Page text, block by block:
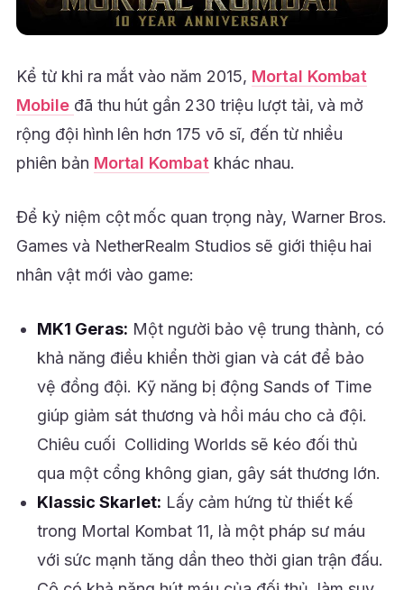
Kể từ khi ra mắt vào năm 2015, Mortal Kombat
Mobile đã thu hút gần 230 triệu lượt tải, và mở
rộng đội hình lên hơn 175 võ sĩ, đến từ nhiều
phiên bản Mortal Kombat khác nhau.
Để kỷ niệm cột mốc quan trọng này, Warner Bros.
Games và NetherRealm Studios sẽ giới thiệu hai
nhân vật mới vào game:
MK1 Geras: Một người bảo vệ trung thành, có
khả năng điều khiển thời gian và cát để bảo
vệ đồng đội. Kỹ năng bị động Sands of Time
giúp giảm sát thương và hồi máu cho cả đội.
Chiêu cuối Colliding Worlds sẽ kéo đối thủ
qua một cổng không gian, gây sát thương lớn.
Klassic Skarlet: Lấy cảm hứng từ thiết kế
trong Mortal Kombat 11, là một pháp sư máu
với sức mạnh tăng dần theo thời gian trận đấu.